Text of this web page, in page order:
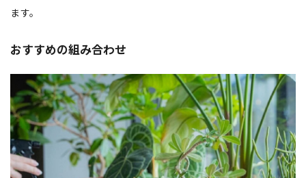
ます。
おすすめの組み合わせ